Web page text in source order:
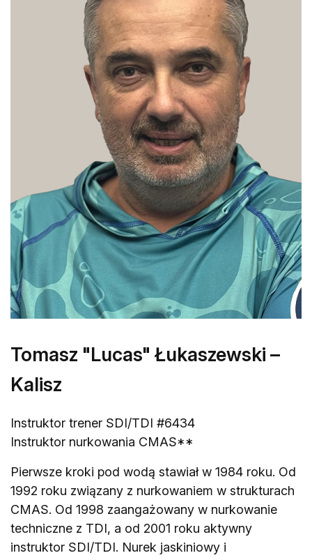
Tomasz "Lucas" Łukaszewski –
Kalisz
Instruktor trener SDI/TDI #6434
Instruktor nurkowania CMAS**
Pierwsze kroki pod wodą stawiał w 1984 roku. Od
1992 roku związany z nurkowaniem w strukturach
CMAS. Od 1998 zaangażowany w nurkowanie
techniczne z TDI, a od 2001 roku aktywny
instruktor SDI/TDI. Nurek jaskiniowy i